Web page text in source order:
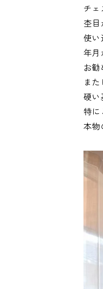
チ
杢
使
年
お
ま
硬
特
本